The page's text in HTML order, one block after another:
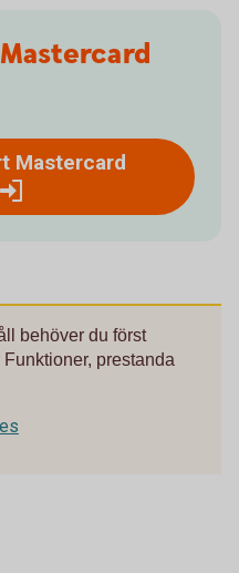
Mastercard
behöver du först
prestanda